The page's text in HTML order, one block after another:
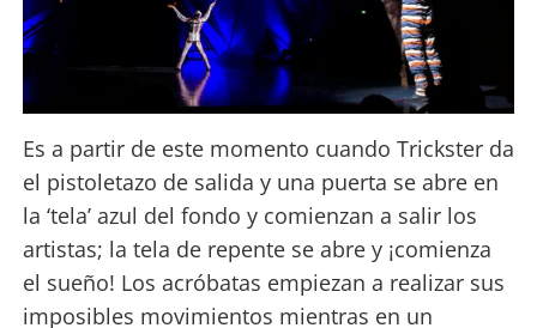
Es a partir de este momento cuando Trickster da
el pistoletazo de salida y una puerta se abre en
la ‘tela’ azul del fondo y comienzan a salir los
artistas; la tela de repente se abre y ¡comienza
el sueño! Los acróbatas empiezan a realizar sus
imposibles movimientos mientras en un